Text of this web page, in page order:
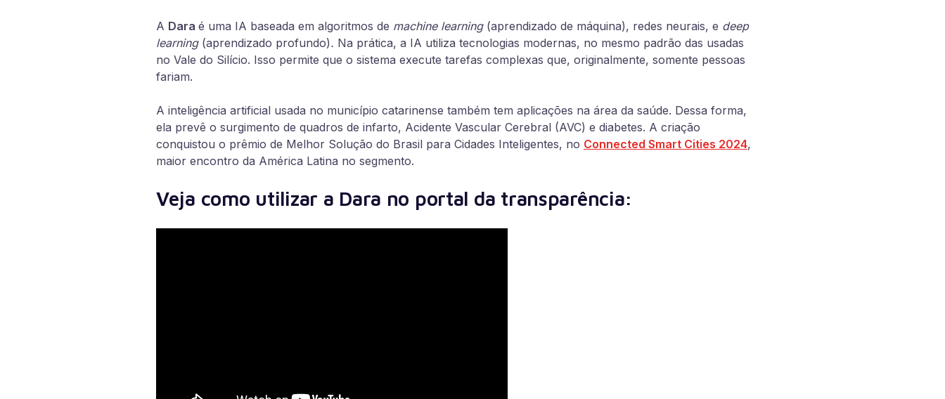
A Dara é uma IA baseada em algoritmos de machine learning(aprendizado de máquina), redes neurais, e deep
learning(aprendizado profundo). Na prática, a IA utiliza tecnologias modernas, no mesmo padrão das usadas
no Vale do Silício. Isso permite que o sistema execute tarefas complexas que, originalmente, somente pessoas
fariam.
A inteligência artificial usada no município catarinense também tem aplicações na área da saúde. Dessa forma,
ela prevê o surgimento de quadros de infarto, Acidente Vascular Cerebral (AVC) e diabetes. A criação
conquistou o prêmio de Melhor Solução do Brasil para Cidades Inteligentes, no Connected Smart Cities 2024,
maior encontro da América Latina no segmento.
Veja como utilizar a Dara no portal da transparência: